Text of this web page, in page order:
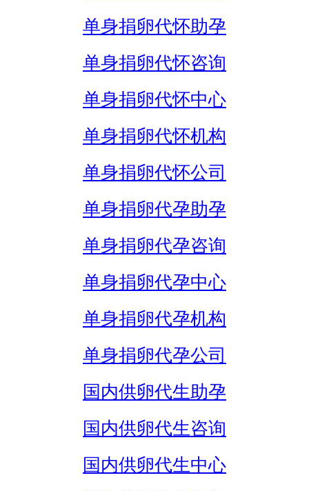
单身捐卵代怀助孕
单身捐卵代怀咨询
单身捐卵代怀中心
单身捐卵代怀机构
单身捐卵代怀公司
单身捐卵代孕助孕
单身捐卵代孕咨询
单身捐卵代孕中心
单身捐卵代孕机构
单身捐卵代孕公司
国内供卵代生助孕
国内供卵代生咨询
国内供卵代生中心